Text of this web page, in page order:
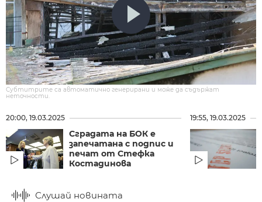
Субтитрите са автоматично генерирани и може да съдържат
неточности.
20:00, 19.03.2025
Сградата на БОК е
запечатана с подпис и
печат от Стефка
Костадинова
19:55, 19.03.2025
Слушай новината